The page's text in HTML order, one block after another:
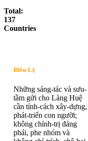
Total:
137
Countries
Điều-Lệ
Những sáng-tác và sưu-
tầm gửi cho Làng Huệ
cần tính-cách xây-dựng,
phát-triển con người;
không chính-trị đảng
phái, phe nhóm và